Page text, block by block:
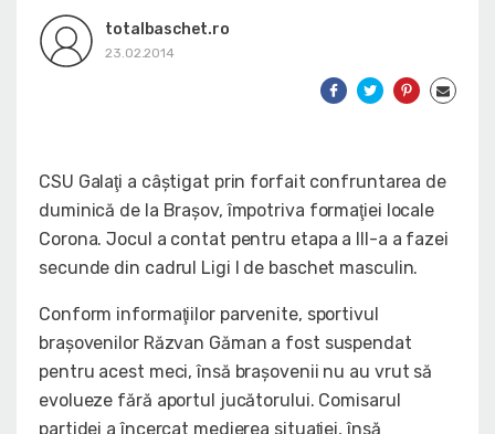
totalbaschet.ro
23.02.2014
CSU Galaţi a câştigat prin forfait confruntarea de
duminică de la Braşov, împotriva formaţiei locale
Corona. Jocul a contat pentru etapa a III-a a fazei
secunde din cadrul Ligi I de baschet masculin.
Conform informaţiilor parvenite, sportivul
braşovenilor Răzvan Găman a fost suspendat
pentru acest meci, însă braşovenii nu au vrut să
evolueze fără aportul jucătorului. Comisarul
partidei a încercat medierea situaţiei, însă